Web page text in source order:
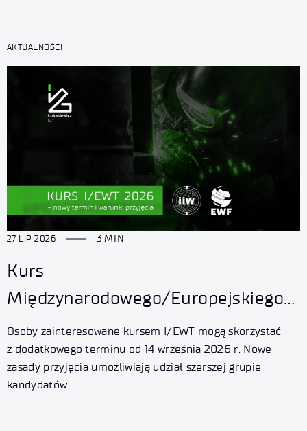
AKTUALNOŚCI
27 LIP 2026 3 MIN
Kurs
Międzynarodowego/Europejskiego
Technologa Spawalnika (I/EWT) –
zmiana warunków przyjęcia
i dodatkowy termin szkolenia
Osoby zainteresowane kursem I/EWT mogą skorzystać
z dodatkowego terminu od 14 września 2026 r. Nowe
zasady przyjęcia umożliwiają udział szerszej grupie
kandydatów.